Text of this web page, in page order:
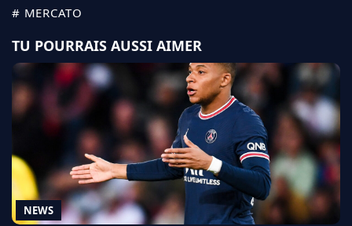
# MERCATO
TU POURRAIS AUSSI AIMER
NEWS